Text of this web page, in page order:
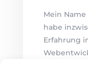
Mein
habe
Erfahrung